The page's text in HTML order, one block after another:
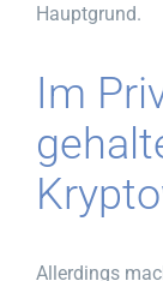
Hauptgrund.
Im
Allerdings